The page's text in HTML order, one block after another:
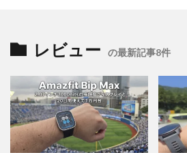
レビュー の最新記事8件